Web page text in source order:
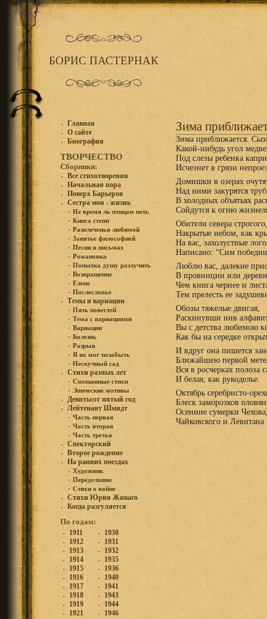
БОРИС ПАСТЕРНАК
Главная
О сайте
Биография
ТВОРЧЕСТВО
Сборники:
Все стихотворения
Начальная пора
Поверх Барьеров
Сестра моя - жизнь
Не время ль птицам петь
Книга степи
Развлеченья любимой
Занятье философией
Песни в письмах
Романовка
Попытка душу разлучить
Возвращение
Елене
Послесловье
Темы и вариации
Пять повестей
Тема с вариациями
Вариации
Болезнь
Разрыв
Я их мог позабыть
Нескучный сад
Стихи разных лет
Смешанные стихи
Эпические мотивы
Девятьсот пятый год
Лейтенант Шмидт
Часть первая
Часть вторая
Часть третья
Спекторский
Второе рождение
На ранних поездах
Художник
Переделкино
Стихи о войне
Стихи Юрия Живаго
Когда разгуляется
По годам:
1911
1912
1913
1914
1915
1916
1917
1918
1919
1921
1930
1931
1932
1935
1936
1940
1941
1943
1944
1946
Зима
Зима приближается.
Какой-нибудь угол
Под слезы ребенка
Исчезнет в грязи
Домишки в озерах
Над ними закурятся
B холодных объятьях
Сойдутся к огню
Обители севера строгого,
Накрытые небом, как
На вас, захолустные
Написано: “Сим
Люблю вас, далекие
В провинции или
Чем книга чернее и
Тем прелесть ее
Обозы тяжелые двигая,
Раскинувши нив
Вы с детства любимою
Как бы на середке
И вдруг она пишется
Ближайшею первой
Bся в росчерках полоза
И белая, как рукоделье.
Октябрь серебристо-
Блеск заморозков
Осенние сумерки
Чайковского и Левитана.